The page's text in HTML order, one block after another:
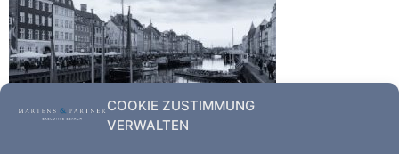
COOKIE ZUSTIMMUNG
VERWALTEN